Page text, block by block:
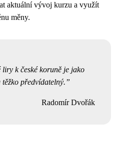
aktuální vývoj kurzu a využít
měny.
liry k české koruně je jako
předvídatelný.
Radomír Dvořák